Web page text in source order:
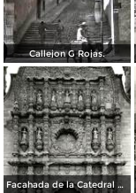
Callejon G Rojas.
Facahada de la Catedral de Zacatecas